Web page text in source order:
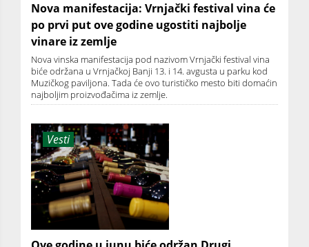
Nova manifestacija: Vrnjački festival vina će
po prvi put ove godine ugostiti najbolje
vinare iz zemlje
Nova vinska manifestacija pod nazivom Vrnjački festival vina
biće održana u Vrnjačkoj Banji 13. i 14. avgusta u parku kod
Muzičkog paviljona. Tada će ovo turističko mesto biti domaćin
najboljim proizvođačima iz zemlje.
Vesti